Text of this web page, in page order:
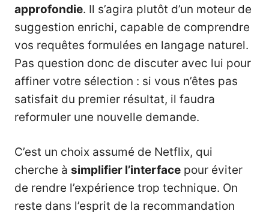
approfondie. Il s’agira plutôt d’un moteur de
suggestion enrichi, capable de comprendre
vos requêtes formulées en langage naturel.
Pas question donc de discuter avec lui pour
affiner votre sélection : si vous n’êtes pas
satisfait du premier résultat, il faudra
reformuler une nouvelle demande.
C’est un choix assumé de Netflix, qui
cherche à simplifier l’interface pour éviter
de rendre l’expérience trop technique. On
reste dans l’esprit de la recommandation